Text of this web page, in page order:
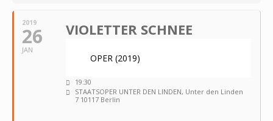
2019
26
JAN
VIOLETTER SCHNEE
OPER (2019)
19:30
STAATSOPER UNTER DEN LINDEN, Unter den Linden
7 10117 Berlin